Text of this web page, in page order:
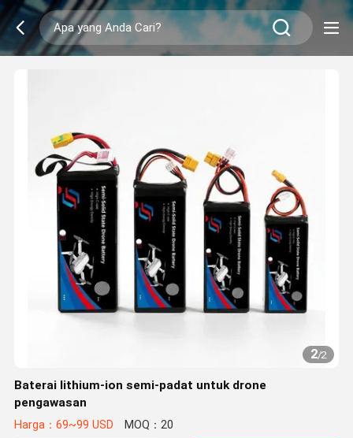
2/2
Baterai lithium-ion semi-padat untuk drone
pengawasan
Harga：69~99 USD MOQ：20